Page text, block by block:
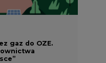
gaz do OZE.